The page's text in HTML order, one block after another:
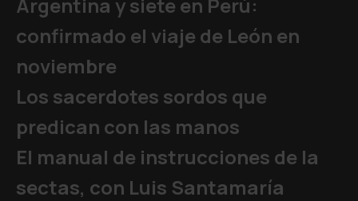
confirmado el viaje de León en
noviembre
Los sacerdotes sordos que
predican con las manos
El manual de instrucciones de la
sectas, con Luis Santamaría